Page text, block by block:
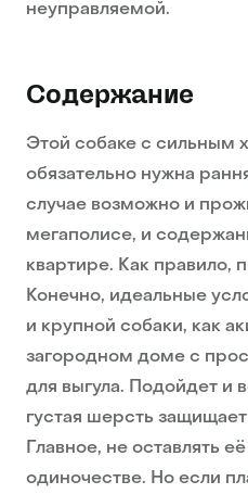
неуправляемой.
Содержание
Этой собаке с сильным
обязательно нужна
случае возможно и
мегаполисе, и
квартире. Как правило,
Конечно, идеальные
и крупной собаки, как
загородном доме с
для выгула. Подойдет и
густая шерсть
Главное, не оставлять
одиночестве. Но если